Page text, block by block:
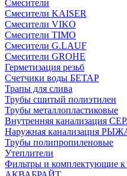
Смесители
Смесители KAISER
Смесители VIKO
Смесители TIMO
Смесители G.LAUF
Смесители GROHE
Герметизация резьб
Счетчики воды БЕТАР
Трапы для слива
Трубы сшитый полиэтилен
Трубы металлопластиковые
Внутренняя канализация
Наружная канализация
Трубы полипропиленовые
Утеплители
Фильтры и комплектующие